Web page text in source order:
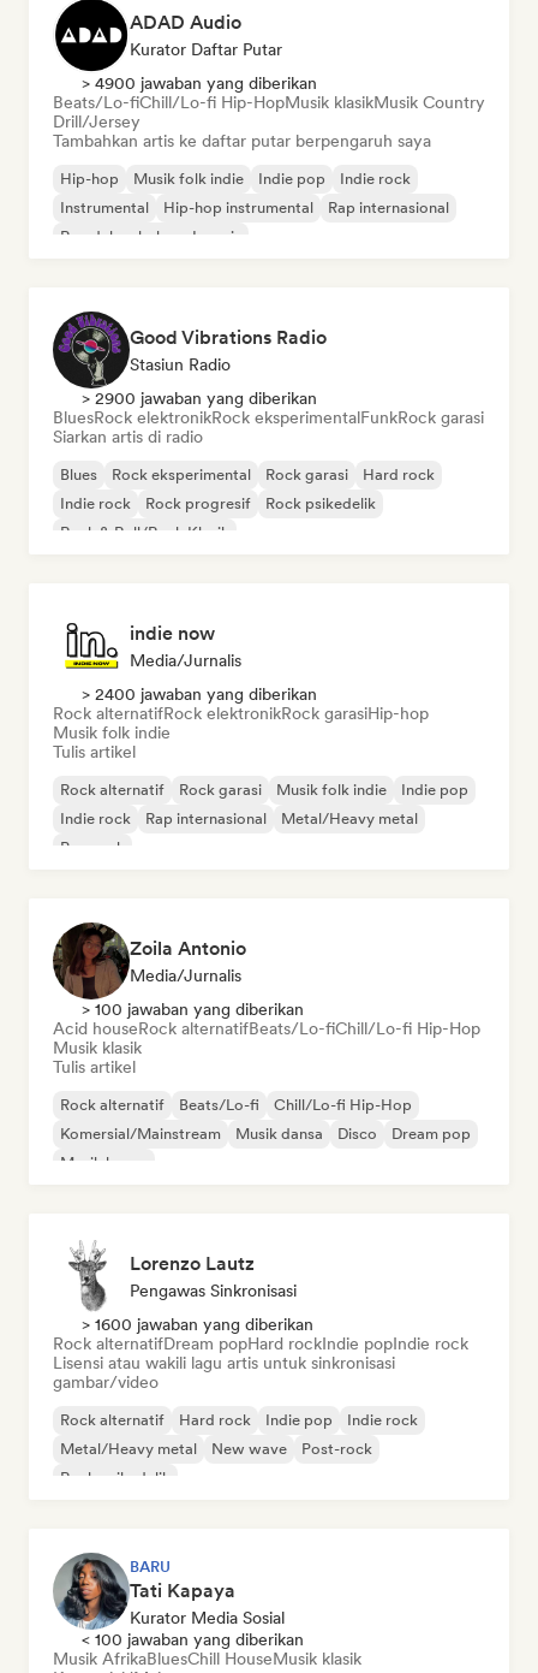
ADAD Audio
Kurator Daftar Putar
> 4900 jawaban yang diberikan
Beats/Lo-fiChill/Lo-fi Hip-HopMusik klasikMusik Country
Drill/Jersey
Tambahkan artis ke daftar putar berpengaruh saya
Hip-hop Musik folk indie Indie pop
Indie rock
Instrumental
Hip-hop instrumental
Rap internasional
Rap dalam bahasa Inggris
Good Vibrations Radio
Stasiun Radio
> 2900 jawaban yang diberikan
BluesRock elektronikRock eksperimentalFunkRock garasi
Siarkan artis di radio
Blues Rock eksperimental Rock garasi
Hard rock
Indie rock
Rock progresif
Rock psikedelik
Rock & Roll/Rock Klasik
indie now
Media/Jurnalis
> 2400 jawaban yang diberikan
Rock alternatifRock elektronikRock garasiHip-hop
Musik folk indie
Tulis artikel
Rock alternatif Rock garasi Musik folk indie
Indie pop
Indie rock
Rap internasional
Metal/Heavy metal
Pop rock
Zoila Antonio
Media/Jurnalis
> 100 jawaban yang diberikan
Acid houseRock alternatifBeats/Lo-fiChill/Lo-fi Hip-Hop
Musik klasik
Tulis artikel
Rock alternatif Beats/Lo-fi
Chill/Lo-fi Hip-Hop
Komersial/Mainstream
Musik dansa Disco
Dream pop
Musik house
Lorenzo Lautz
Pengawas Sinkronisasi
> 1600 jawaban yang diberikan
Rock alternatifDream popHard rockIndie popIndie rock
Lisensi atau wakili lagu artis untuk sinkronisasi
gambar/video
Rock alternatif Hard rock Indie pop
Indie rock
Metal/Heavy metal
New wave
Post-rock
Rock psikedelik
BARU
Tati Kapaya
Kurator Media Sosial
< 100 jawaban yang diberikan
Musik AfrikaBluesChill HouseMusik klasik